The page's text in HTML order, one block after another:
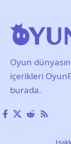
Oyun
içerikleri
burada.